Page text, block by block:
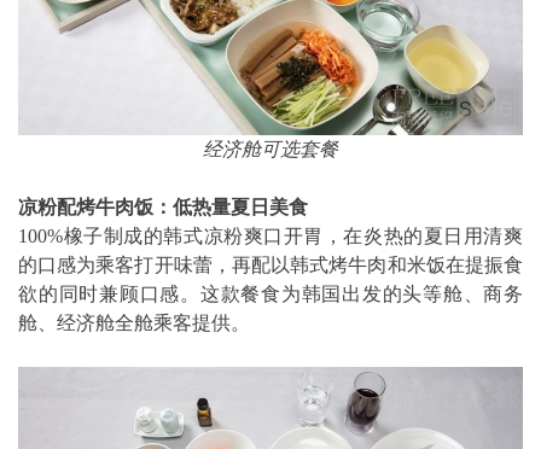
经济舱可选套餐
凉粉配烤牛肉饭：低热量夏日美食
100%橡子制成的韩式凉粉爽口开胃，在炎热的夏日用清爽
的口感为乘客打开味蕾，再配以韩式烤牛肉和米饭在提振食
欲的同时兼顾口感。这款餐食为韩国出发的头等舱、商务
舱、经济舱全舱乘客提供。